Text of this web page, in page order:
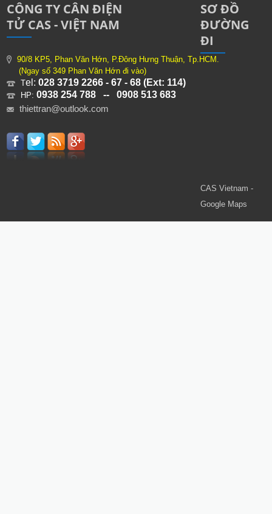
CÔNG TY CÂN ĐIỆN
TỬ CAS - VIỆT NAM
90/8 KP5, Phan Văn Hớn, P.Đông Hưng Thuận, Tp.HCM.
(Ngay số 349 Phan Văn Hớn đi vào)
Tel:028 3719 2266 - 67 - 68 (Ext: 114)
HP:0938 254 788 -- 0908 513 683
thiettran@outlook.com
SƠ ĐỒ
ĐƯỜNG
ĐI
CAS Vietnam -
Google Maps